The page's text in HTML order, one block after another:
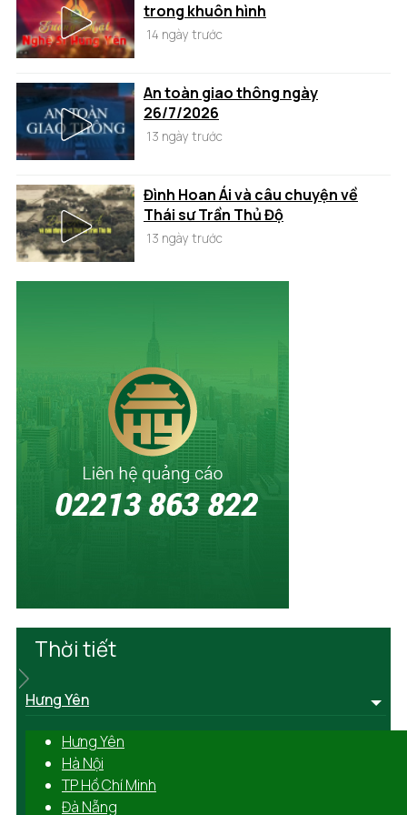
trong khuôn hình
14 ngày trước
An toàn giao thông ngày
26/7/2026
13 ngày trước
Đình Hoan Ái và câu chuyện về
Thái sư Trần Thủ Độ
13 ngày trước
Thời tiết
Hưng Yên
Hưng Yên
Hà Nội
TP Hồ Chí Minh
Đà Nẵng